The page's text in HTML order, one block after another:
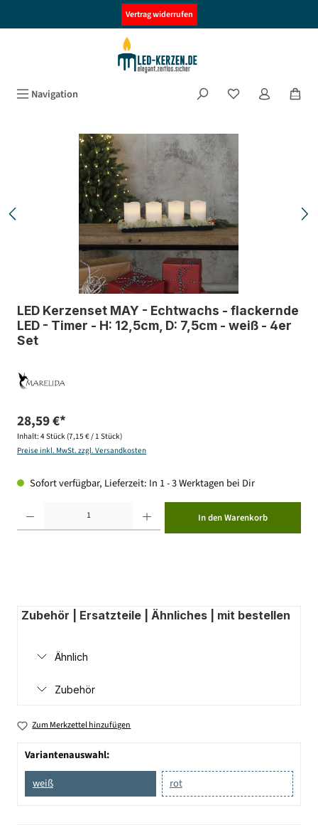
Vertrag widerrufen
Navigation
Bildergalerie überspringen
LED Kerzenset MAY - Echtwachs - flackernde
LED - Timer - H: 12,5cm, D: 7,5cm - weiß - 4er
Set
28,59 €*
Inhalt: 4 Stück (7,15 € / 1 Stück)
Preise inkl. MwSt. zzgl. Versandkosten
Sofort verfügbar, Lieferzeit: In 1 - 3 Werktagen bei Dir
In den Warenkorb
Zubehör | Ersatzteile | Ähnliches | mit bestellen
Ähnlich
Zubehör
Zum Merkzettel hinzufügen
Variantenauswahl:
weiß
rot